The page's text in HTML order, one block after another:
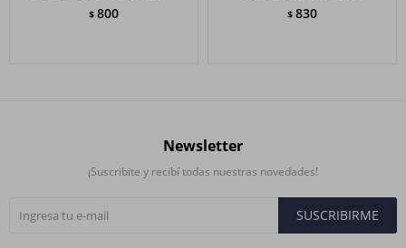
$ 800 $ 830
Newsletter
¡Suscribite y recibí todas nuestras novedades!
SUSCRIBIRME